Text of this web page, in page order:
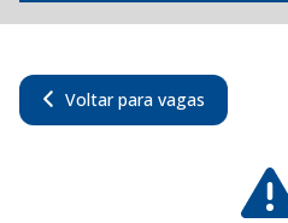
Voltar para vagas